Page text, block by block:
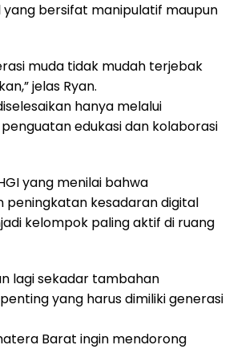
bersifat manipulatif maupun
muda tidak mudah terjebak
jelas Ryan.
hanya melalui
edukasi dan kolaborasi
yang menilai bahwa
peningkatan kesadaran digital
kelompok paling aktif di ruang
lagi sekadar tambahan
yang harus dimiliki generasi
Barat ingin mendorong